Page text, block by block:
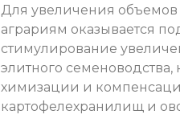
Для увеличения объемов
аграриям оказывается
стимулирование
элитного
химизации и
картофелехранилищ и